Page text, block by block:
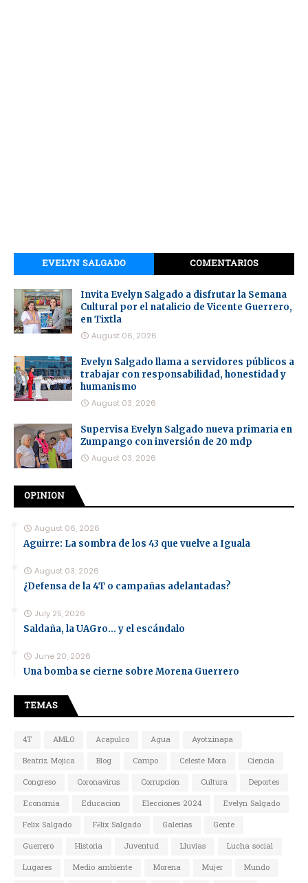
EVELYN SALGADO COMENTARIOS
Invita Evelyn Salgado a disfrutar la Semana
Cultural por el natalicio de Vicente Guerrero,
en Tixtla
August 06, 2026
Evelyn Salgado llama a servidores públicos a
trabajar con responsabilidad, honestidad y
humanismo
August 03, 2026
Supervisa Evelyn Salgado nueva primaria en
Zumpango con inversión de 20 mdp
August 03, 2026
OPINION
August 06, 2026
Aguirre: La sombra de los 43 que vuelve a Iguala
August 03, 2026
¿Defensa de la 4T o campañas adelantadas?
July 25, 2026
Saldaña, la UAGro... y el escándalo
June 20, 2026
Una bomba se cierne sobre Morena Guerrero
TEMAS
4T AMLO Acapulco Agua
Ayotzinapa
Beatriz Mojica
Blog Campo Celeste Mora
Ciencia
Congreso
Coronavirus Corrupcion Cultura
Deportes
Economia
Educacion Elecciones 2024
Evelyn Salgado
Felix Salgado
Félix Salgado Galerias
Gente
Guerrero
Historia Juventud Lluvias
Lucha social
Lugares
Medio ambiente Morena Mujer
Mundo